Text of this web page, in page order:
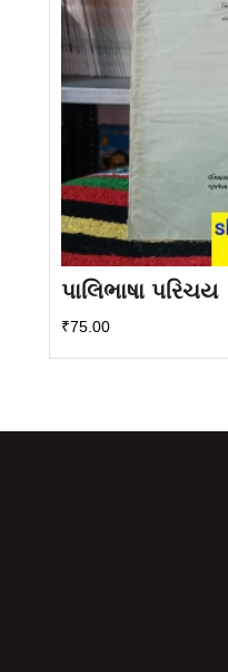
પાલિભાષા પરિચય
₹75.00